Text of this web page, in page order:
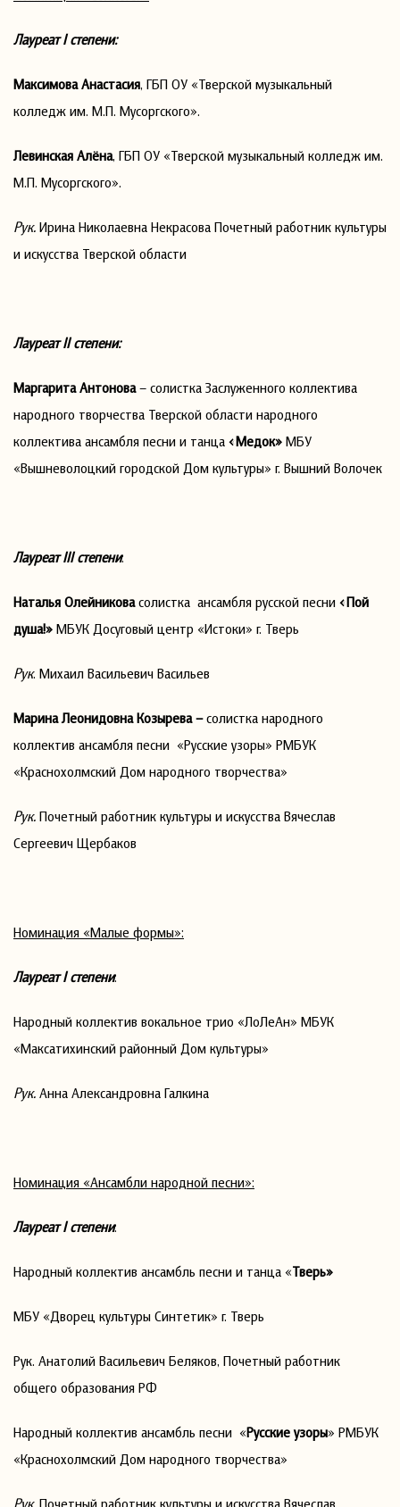
ЛауреатIстепени:
Максимова Анастасия, ГБП ОУ «Тверской музыкальный
колледж им. М.П. Мусоргского».
Левинская Алёна, ГБП ОУ «Тверской музыкальный колледж им.
М.П. Мусоргского».
Рук. Ирина Николаевна Некрасова Почетный работник культуры
и искусства Тверской области
ЛауреатIIстепени:
Маргарита Антонова– солистка Заслуженного коллектива
народного творчества Тверской области народного
коллектива ансамбля песни и танца «Медок» МБУ
«Вышневолоцкий городской Дом культуры» г. Вышний Волочек
ЛауреатIIIстепени:
Наталья Олейниковасолистка ансамбля русской песни «Пой
душа!» МБУК Досуговый центр «Истоки» г. Тверь
Рук. Михаил Васильевич Васильев
Марина Леонидовна Козырева –солистка народного
коллектив ансамбля песни «Русские узоры» РМБУК
«Краснохолмский Дом народного творчества»
Рук. Почетный работник культуры и искусства Вячеслав
Сергеевич Щербаков
Номинация «Малые формы»:
ЛауреатIстепени:
Народный коллектив вокальное трио «ЛоЛеАн» МБУК
«Максатихинский районный Дом культуры»
Рук. Анна Александровна Галкина
Номинация «Ансамбли народной песни»:
ЛауреатIстепени:
Народный коллектив ансамбль песни и танца «Тверь»
МБУ «Дворец культуры Синтетик» г. Тверь
Рук. Анатолий Васильевич Беляков, Почетный работник
общего образования РФ
Народный коллектив ансамбль песни «Русские узоры» РМБУК
«Краснохолмский Дом народного творчества»
Рук. Почетный работник культуры и искусства Вячеслав